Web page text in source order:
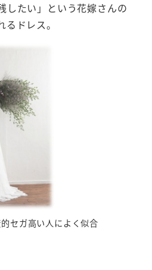
したい」という花嫁さんの
ドレス。
セガ高い人によく似合